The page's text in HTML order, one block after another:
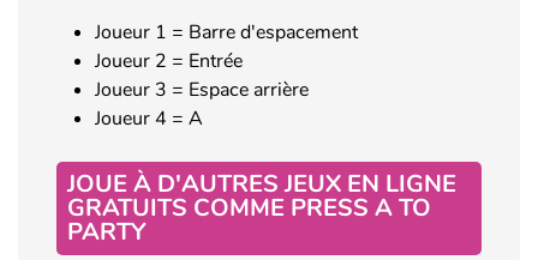
Joueur 1 = Barre d'espacement
Joueur 2 = Entrée
Joueur 3 = Espace arrière
Joueur 4 = A
JOUE À D'AUTRES JEUX EN LIGNE
GRATUITS COMME PRESS A TO
PARTY